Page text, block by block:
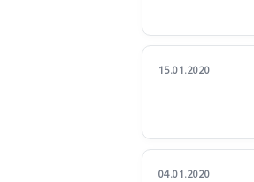
15.01.2020
04.01.2020